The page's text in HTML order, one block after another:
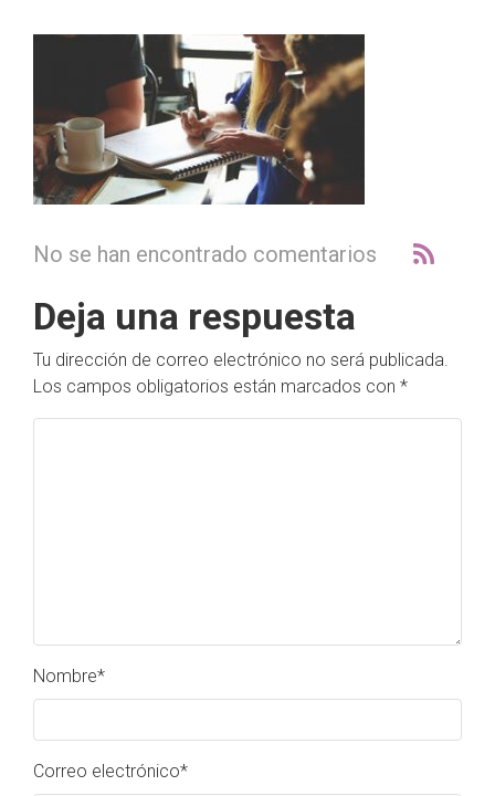
No se han encontrado comentarios
Deja una respuesta
Tu dirección de correo electrónico no será publicada.
Los campos obligatorios están marcados con *
Nombre*
Correo electrónico*